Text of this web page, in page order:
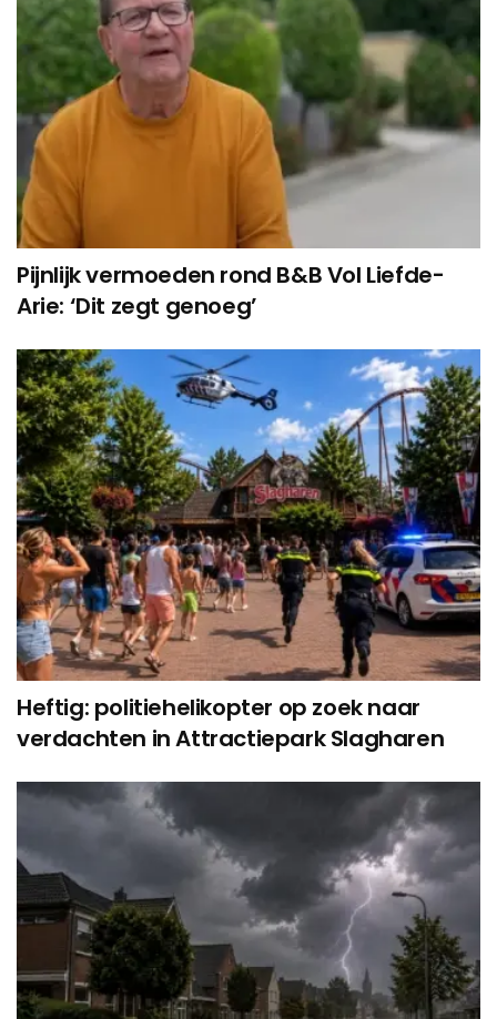
Pijnlijk vermoeden rond B&B Vol Liefde-
Arie: ‘Dit zegt genoeg’
Heftig: politiehelikopter op zoek naar
verdachten in Attractiepark Slagharen